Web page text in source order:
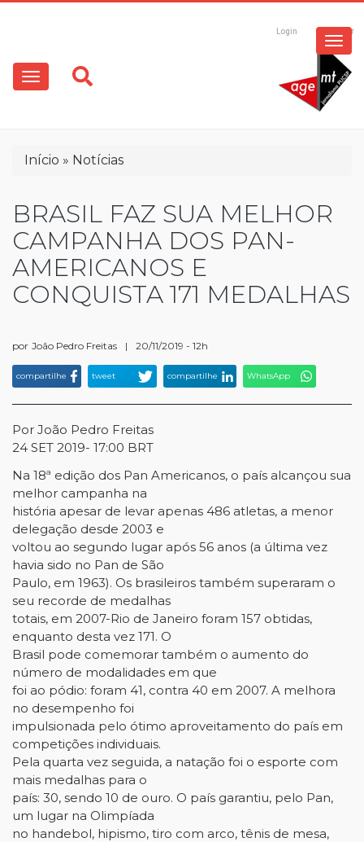
conteúdo
principal
Login Registrar
Main
navigation
Trilha
navegação
Início Notícias
BRASIL FAZ SUA MELHOR
CAMPANHA DOS PAN-
AMERICANOS E
CONQUISTA 171 MEDALHAS
por João Pedro Freitas | 20/11/2019 - 12h
compartilhe tweet compartilhe WhatsApp
Por João Pedro Freitas
24 SET 2019- 17:00 BRT
Na 18ª edição dos Pan Americanos, o país alcançou sua
melhor campanha na
história apesar de levar apenas 486 atletas, a menor
delegação desde 2003 e
voltou ao segundo lugar após 56 anos (a última vez
havia sido no Pan de São
Paulo, em 1963). Os brasileiros também superaram o
seu recorde de medalhas
totais, em 2007-Rio de Janeiro foram 157 obtidas,
enquanto desta vez 171. O
Brasil pode comemorar também o aumento do
número de modalidades em que
foi ao pódio: foram 41, contra 40 em 2007. A melhora
no desempenho foi
impulsionada pelo ótimo aproveitamento do país em
competições individuais.
Pela quarta vez seguida, a natação foi o esporte com
mais medalhas para o
país: 30, sendo 10 de ouro. O país garantiu, pelo Pan,
um lugar na Olimpíada
no handebol, hipismo, tiro com arco, tênis de mesa,